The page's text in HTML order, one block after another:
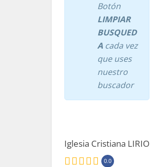
Botón
LIMPIAR
BUSQUED
A cada vez
que uses
nuestro
buscador
Iglesia Cristiana LIRIO
0.0